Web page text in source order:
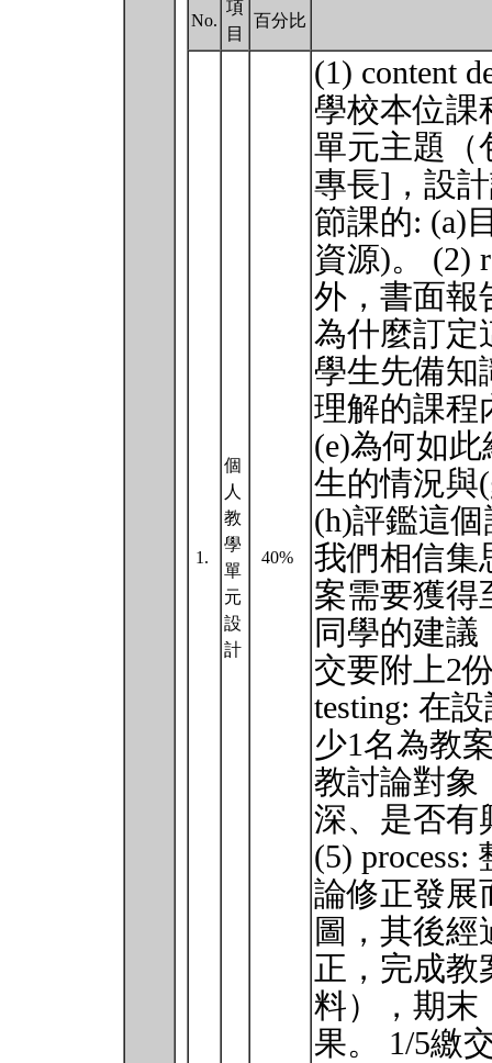
No.
項
目
百分比
1.
個
人
教
學
單
元
設
計
40%
(1) content
學校本位課
單元主題（
專長]，設
節課的: (a)
資源)。 (2)
外，書面報
為什麼訂定
學生先備知
理解的課程
(e)為何如
生的情況與
(h)評鑑這
我們相信集
案需要獲得
同學的建
交要附上2
testing: 在
少1名為教
教討論對象
深、是否有
(5)
論修正發展
圖，其後
正，完成教
料），期末
果。 1/5繳